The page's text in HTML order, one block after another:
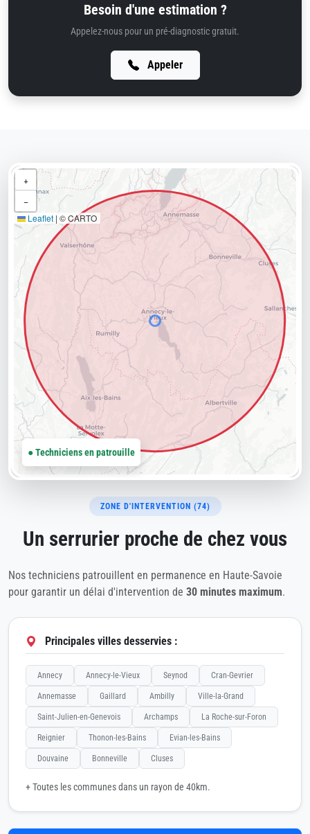
Besoin d'une estimation ?
Appelez-nous pour un pré-diagnostic gratuit.
Appeler
ZONE D'INTERVENTION (74)
Un serrurier proche de chez vous
Nos techniciens patrouillent en permanence en Haute-Savoie
pour garantir un délai d'intervention de 30 minutes maximum.
Principales villes desservies :
Annecy Annecy-le-Vieux Seynod Cran-Gevrier
Annemasse Gaillard Ambilly Ville-la-Grand
Saint-Julien-en-Genevois Archamps La Roche-sur-Foron
Reignier Thonon-les-Bains Evian-les-Bains
Douvaine Bonneville Cluses
+ Toutes les communes dans un rayon de 40km.
+
−
Leaflet | © CARTO
● Techniciens en patrouille